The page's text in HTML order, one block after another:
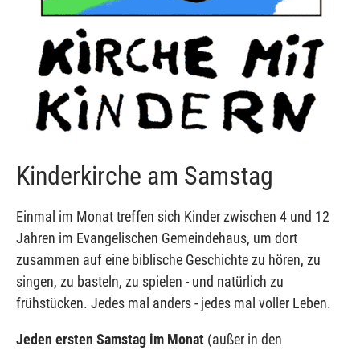
Kinderkirche am Samstag
Einmal im Monat treffen sich Kinder zwischen 4 und 12
Jahren im Evangelischen Gemeindehaus, um dort
zusammen auf eine biblische Geschichte zu hören, zu
singen, zu basteln, zu spielen - und natürlich zu
frühstücken. Jedes mal anders - jedes mal voller Leben.
Jeden ersten Samstag im Monat (außer in den